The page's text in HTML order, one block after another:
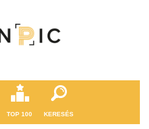
TOP 100 KERESÉS